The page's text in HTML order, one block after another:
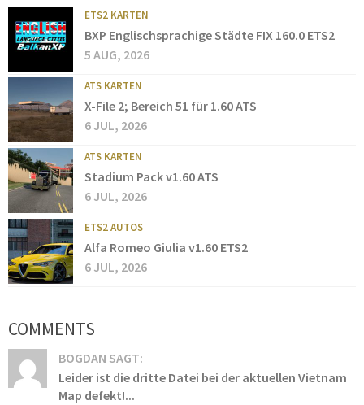
ETS2 KARTEN
BXP Englischsprachige Städte FIX 160.0 ETS2
5 AUG, 2026
ATS KARTEN
X-File 2; Bereich 51 für 1.60 ATS
6 JUL, 2026
ATS KARTEN
Stadium Pack v1.60 ATS
6 JUL, 2026
ETS2 AUTOS
Alfa Romeo Giulia v1.60 ETS2
6 JUL, 2026
COMMENTS
BOGDAN SAGT:
Leider ist die dritte Datei bei der aktuellen Vietnam
Map defekt!...